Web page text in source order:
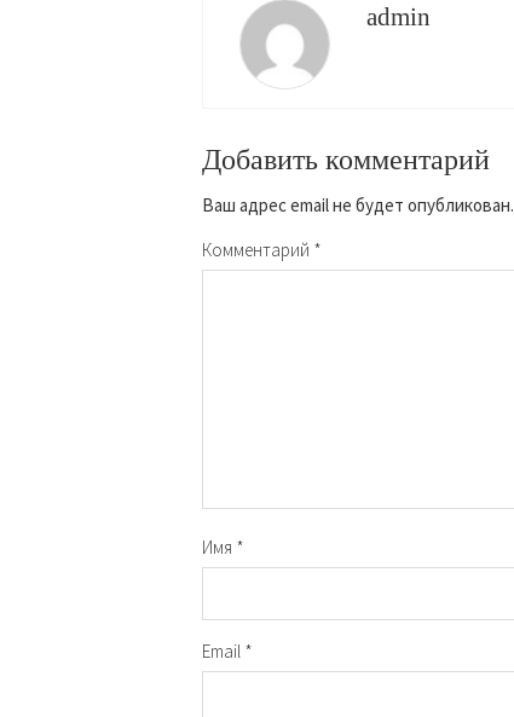
admin
Добавить комментарий
Ваш адрес email не будет опубликован.
Комментарий *
Имя *
Email *